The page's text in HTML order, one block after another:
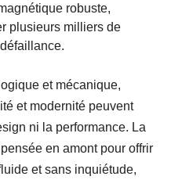
robuste,
plusieurs milliers de
et mécanique,
et modernité peuvent
ni la performance. La
en amont pour offrir
et sans inquiétude,